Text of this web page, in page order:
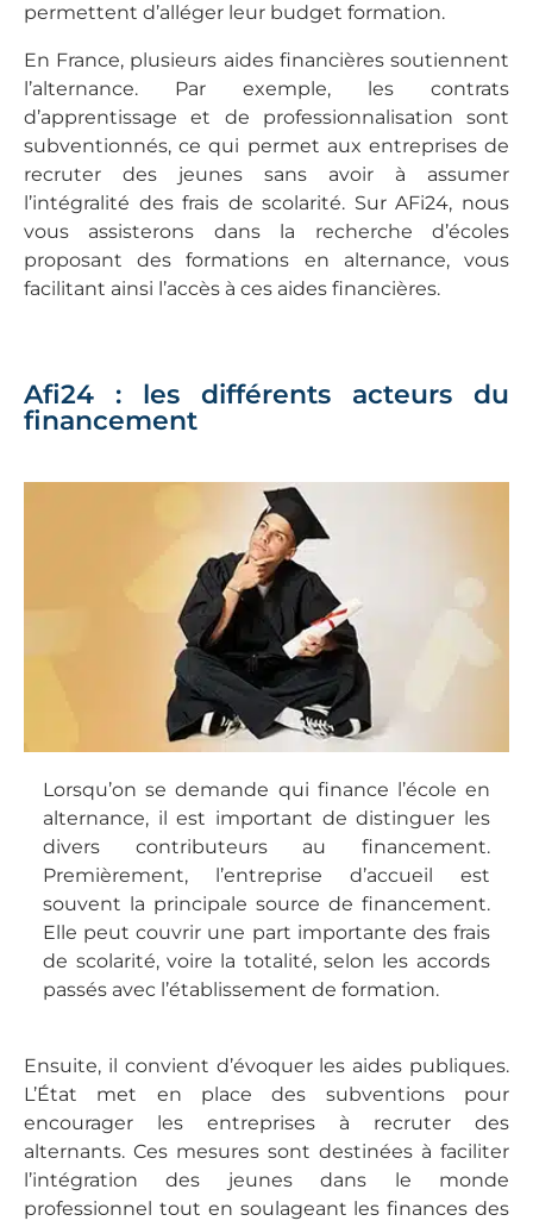
permettent d’alléger leur budget formation.
En France, plusieurs aides financières soutiennent
l’alternance. Par exemple, les contrats
d’apprentissage et de professionnalisation sont
subventionnés, ce qui permet aux entreprises de
recruter des jeunes sans avoir à assumer
l’intégralité des frais de scolarité. Sur AFi24, nous
vous assisterons dans la recherche d’écoles
proposant des formations en alternance, vous
facilitant ainsi l’accès à ces aides financières.
Afi24 : les différents acteurs du
financement
Lorsqu’on se demande qui finance l’école en
alternance, il est important de distinguer les
divers contributeurs au financement.
Premièrement, l’entreprise d’accueil est
souvent la principale source de financement.
Elle peut couvrir une part importante des frais
de scolarité, voire la totalité, selon les accords
passés avec l’établissement de formation.
Ensuite, il convient d’évoquer les aides publiques.
L’État met en place des subventions pour
encourager les entreprises à recruter des
alternants. Ces mesures sont destinées à faciliter
l’intégration des jeunes dans le monde
professionnel tout en soulageant les finances des